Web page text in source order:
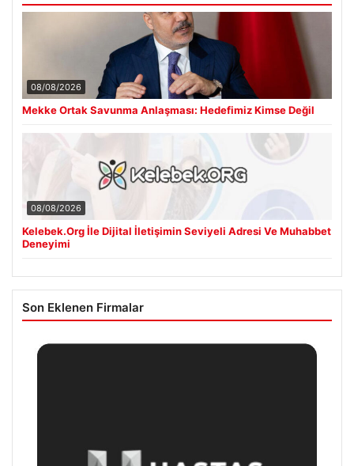
08/08/2026
Mekke Ortak Savunma Anlaşması: Hedefimiz Kimse Değil
08/08/2026
Kelebek.Org İle Dijital İletişimin Seviyeli Adresi Ve Muhabbet
Deneyimi
Son Eklenen Firmalar